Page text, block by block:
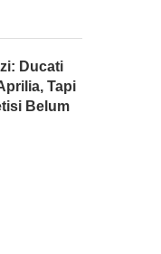
Ducati
Tapi
Belum